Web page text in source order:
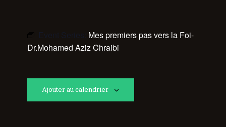
Event Series: Mes premiers pas vers la Foi-
Dr.Mohamed Aziz Chraibi
Ajouter au calendrier